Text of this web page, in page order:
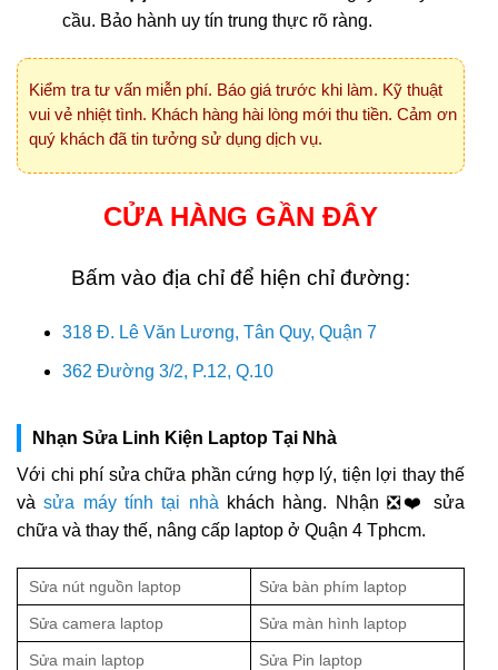
cầu. Bảo hành uy tín trung thực rõ ràng.
Kiểm tra tư vấn miễn phí. Báo giá trước khi làm. Kỹ thuật
vui vẻ nhiệt tình. Khách hàng hài lòng mới thu tiền. Cảm ơn
quý khách đã tin tưởng sử dụng dịch vụ.
CỬA HÀNG GẦN ĐÂY
Bấm vào địa chỉ để hiện chỉ đường:
318 Đ. Lê Văn Lương, Tân Quy, Quận 7
362 Đường 3/2, P.12, Q.10
Nhạn Sửa Linh Kiện Laptop Tại Nhà
Với chi phí sửa chữa phần cứng hợp lý, tiện lợi thay thế
vàsửa máy tính tại nhà khách hàng. Nhận ❎❤️ sửa
chữa và thay thế, nâng cấp laptop ở Quận 4 Tphcm.
Sửa nút nguồn laptop Sửa bàn phím laptop
Sửa camera laptop Sửa màn hình laptop
Sửa main laptop Sửa Pin laptop